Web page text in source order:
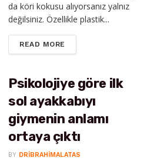
da köri kokusu alıyorsanız yalnız
değilsiniz. Özellikle plastik...
READ MORE
Psikolojiye göre ilk
sol ayakkabıyı
giymenin anlamı
ortaya çıktı
BY DRIBRAHIMALATAS